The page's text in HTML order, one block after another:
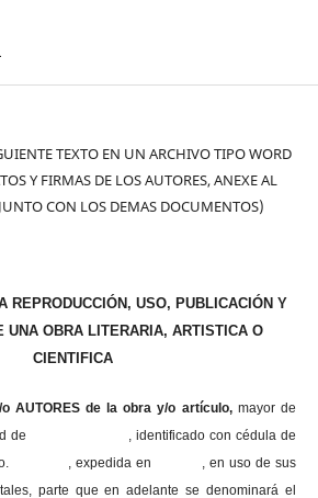
TEXTO EN UN ARCHIVO TIPO WORD
Y FIRMAS DE LOS AUTORES, ANEXE AL
CON LOS DEMAS DOCUMENTOS)
REPRODUCCIÓN, USO, PUBLICACIÓN Y
UNA OBRA LITERARIA, ARTISTICA O
CIENTIFICA
AUTORES de la obra y/o artículo, mayor de
de , identificado con cédula de
No. , expedida en , en uso de sus
parte que en adelante se denominará el